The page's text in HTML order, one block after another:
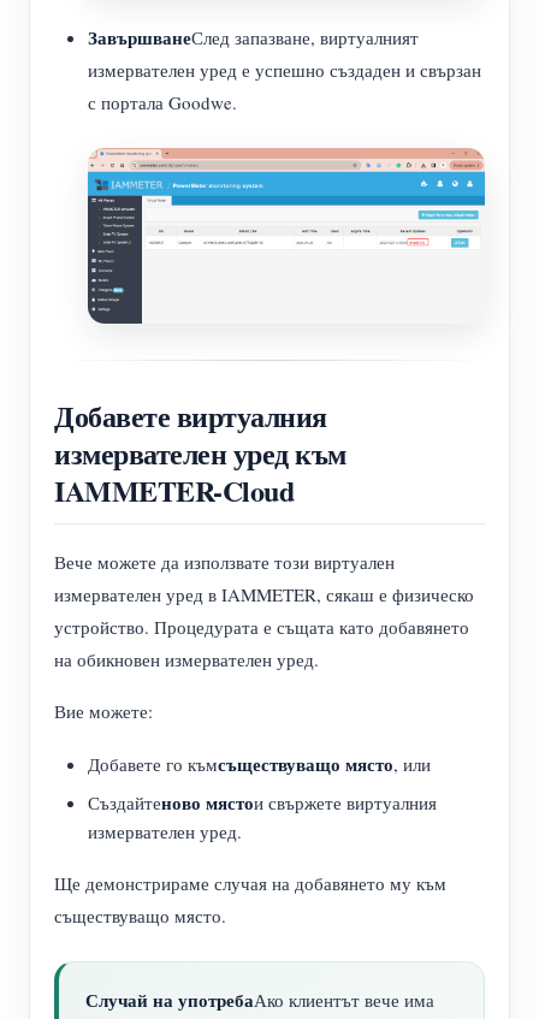
ЗавършванеСлед запазване, виртуалният
измервателен уред е успешно създаден и свързан
с портала Goodwe.
Добавете виртуалния
измервателен уред към
IAMMETER-Cloud
Вече можете да използвате този виртуален
измервателен уред в IAMMETER, сякаш е физическо
устройство. Процедурата е същата като добавянето
на обикновен измервателен уред.
Вие можете:
Добавете го къмсъществуващо място, или
Създайтеново мястои свържете виртуалния
измервателен уред.
Ще демонстрираме случая на добавянето му към
съществуващо място.
Случай на употребаАко клиентът вече има